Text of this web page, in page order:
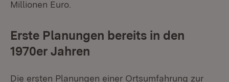
Millionen Euro.
Erste Planungen bereits in den
1970er Jahren
Die ersten Planungen einer Ortsumfahrung zur